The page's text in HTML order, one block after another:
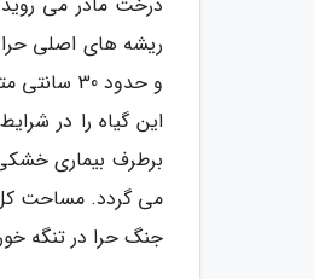
ریشه های اصلی
و حدود
این گیاه را در
جنگ حرا در تنگه